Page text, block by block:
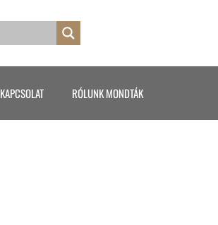
KAPCSOLAT RÓLUNK MONDTÁK